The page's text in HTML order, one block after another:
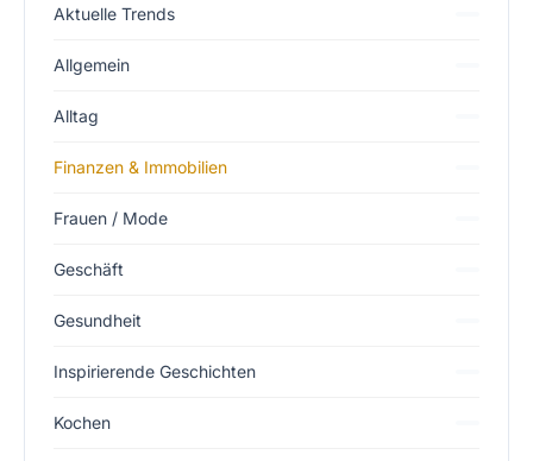
Aktuelle Trends
Allgemein
Alltag
Finanzen & Immobilien
Frauen / Mode
Geschäft
Gesundheit
Inspirierende Geschichten
Kochen